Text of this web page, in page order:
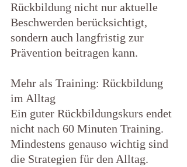
Rückbildung nicht nur aktuelle
Beschwerden berücksichtigt,
sondern auch langfristig zur
Prävention beitragen kann.
Mehr als Training: Rückbildung
im Alltag
Ein guter Rückbildungskurs endet
nicht nach 60 Minuten Training.
Mindestens genauso wichtig sind
die Strategien für den Alltag.